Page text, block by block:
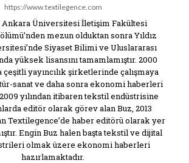
https://www.textilegence.com
Ankara Üniversitesi İletişim Fakültesi
mezun olduktan sonra Yıldız
Siyaset Bilimi ve Uluslararası
yüksek lisansını tamamlamıştır. 2000
çeşitli yayıncılık şirketlerinde çalışmaya
sanat ve daha sonra ekonomi haberleri
2009 yılından itibaren tekstil endüstrisine
editör olarak görev alan Buz, 2013
Textilegence’de haber editörü olarak yer
Engin Buz halen başta tekstil ve dijital
olmak üzere ekonomi haberleri
hazırlamaktadır.